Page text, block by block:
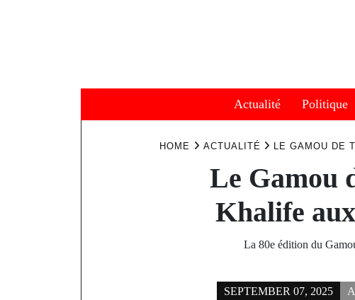
Actualité Politique
HOME ACTUALITÉ LE GAMOU DE
Le Gamou
Khalife
La 80e édition du
SEPTEMBER 07, 2025